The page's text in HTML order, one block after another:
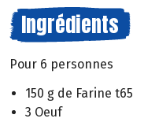
Ingrédients
Pour 6 personnes
150 g de Farine t65
3 Oeuf